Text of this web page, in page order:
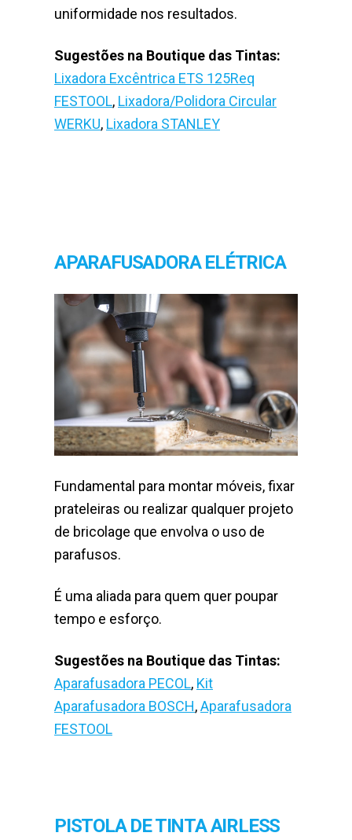
uniformidade nos resultados.
Sugestões na Boutique das Tintas:
Lixadora Excêntrica ETS 125Req
FESTOOL, Lixadora/Polidora Circular
WERKU, Lixadora STANLEY
APARAFUSADORA ELÉTRICA
Fundamental para montar móveis, fixar
prateleiras ou realizar qualquer projeto
de bricolage que envolva o uso de
parafusos.
É uma aliada para quem quer poupar
tempo e esforço.
Sugestões na Boutique das Tintas:
Aparafusadora PECOL, Kit
Aparafusadora BOSCH,Aparafusadora
FESTOOL
PISTOLA DE TINTA AIRLESS